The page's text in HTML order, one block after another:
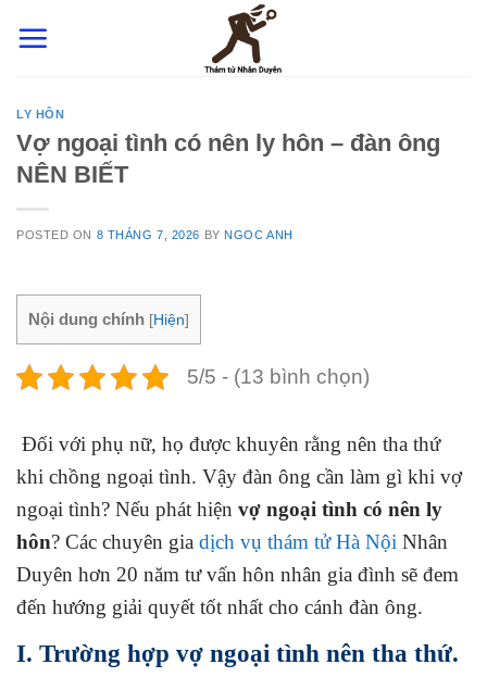
LY HÔN
Vợ ngoại tình có nên ly hôn – đàn ông
NÊN BIẾT
POSTED ON 8 THÁNG 7, 2026 BY NGOC ANH
Nội dung chính [Hiện]
5/5 - (13 bình chọn)
Đối với phụ nữ, họ được khuyên rằng nên tha thứ
khi chồng ngoại tình. Vậy đàn ông cần làm gì khi vợ
ngoại tình? Nếu phát hiện vợ ngoại tình có nên ly
hôn? Các chuyên gia dịch vụ thám tử Hà Nội Nhân
Duyên hơn 20 năm tư vấn hôn nhân gia đình sẽ đem
đến hướng giải quyết tốt nhất cho cánh đàn ông.
I. Trường hợp vợ ngoại tình nên tha thứ.